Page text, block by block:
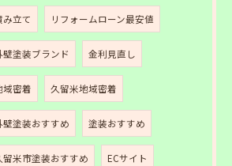
み立て リフォームローン最安値
壁塗装ブランド 金利見直し
域密着 久留米地域密着
壁塗装おすすめ 塗装おすすめ
留米市塗装おすすめ ECサイト